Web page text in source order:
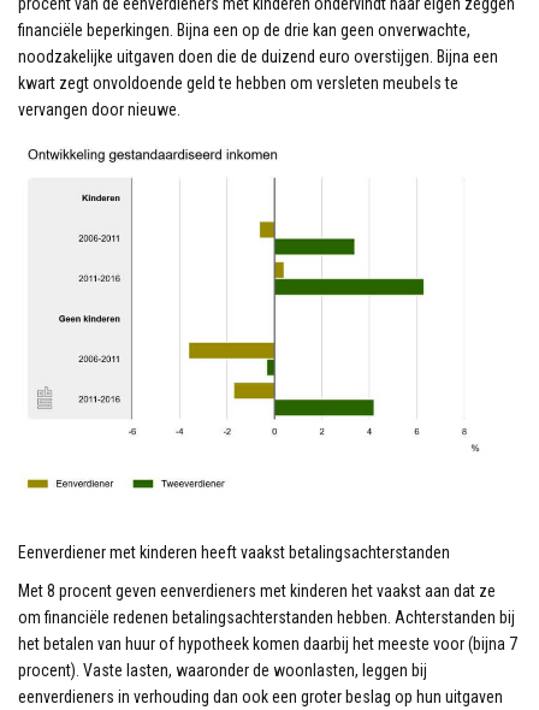
financiële beperkingen. Bijna een op de drie kan geen onverwachte,
noodzakelijke uitgaven doen die de duizend euro overstijgen. Bijna een
kwart zegt onvoldoende geld te hebben om versleten meubels te
vervangen door nieuwe.
Eenverdiener met kinderen heeft vaakst betalingsachterstanden
Met 8 procent geven eenverdieners met kinderen het vaakst aan dat ze
om financiële redenen betalingsachterstanden hebben. Achterstanden bij
het betalen van huur of hypotheek komen daarbij het meeste voor (bijna 7
procent). Vaste lasten, waaronder de woonlasten, leggen bij
eenverdieners in verhouding dan ook een groter beslag op hun uitgaven